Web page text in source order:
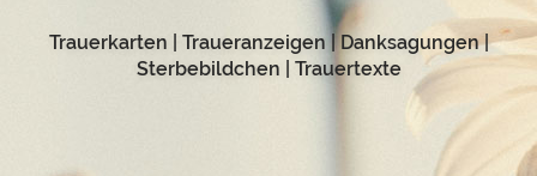
Trauerkarten Traueranzeigen |Danksagungen|
Sterbebildchen
Trauertexte